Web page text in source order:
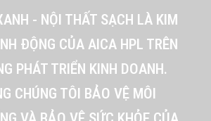
- NỘI THẤT SẠCH LÀ KIM
ĐỘNG CỦA AICA HPL TRÊN
PHÁT TRIỂN KINH DOANH.
CHÚNG TÔI BẢO VỆ MÔI